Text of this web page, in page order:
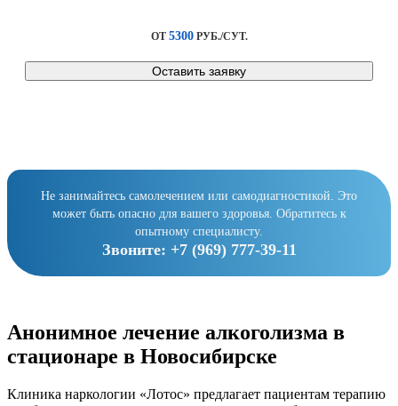
ОТ 5300РУБ./СУТ.
Оставить заявку
Не занимайтесь самолечением или самодиагностикой. Это
может быть опасно для вашего здоровья. Обратитесь к
опытному специалисту.
Звоните: +7 (969) 777-39-11
Анонимное лечение алкоголизма в
стационаре в Новосибирске
Клиника наркологии «Лотос» предлагает пациентам терапию